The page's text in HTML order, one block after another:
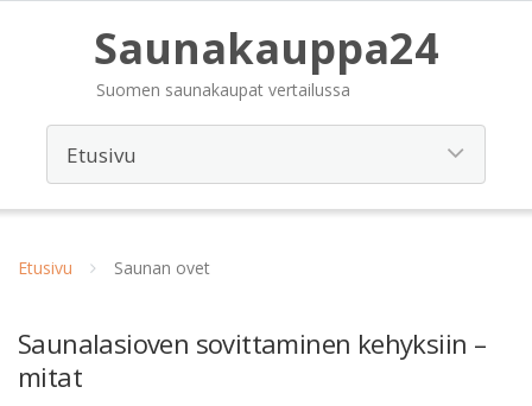
Saunakauppa24
Suomen saunakaupat vertailussa
Etusivu Saunan ovet
Saunalasioven sovittaminen kehyksiin –
mitat